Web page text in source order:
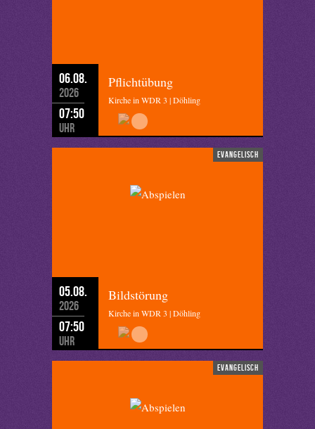
06.08.
2026
07:50
Uhr
Pflichtübung
Kirche in WDR 3 | Döhling
evangelisch
05.08.
2026
07:50
Uhr
Bildstörung
Kirche in WDR 3 | Döhling
evangelisch